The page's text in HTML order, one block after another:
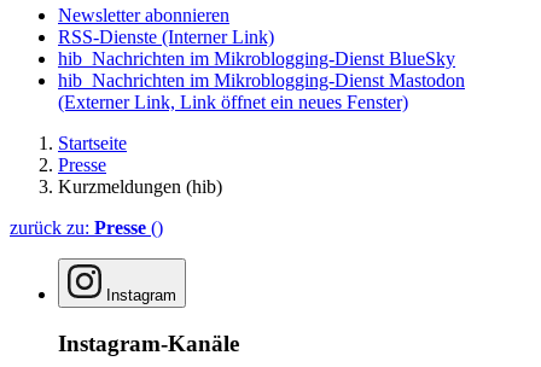
Newsletter abonnieren
RSS-Dienste (Interner Link)
hib_Nachrichten im Mikroblogging-Dienst BlueSky
hib_Nachrichten im Mikroblogging-Dienst Mastodon
(Externer Link, Link öffnet ein neues Fenster)
Startseite
Presse
Kurzmeldungen (hib)
zurück zu: Presse ()
Instagram
Instagram-Kanäle